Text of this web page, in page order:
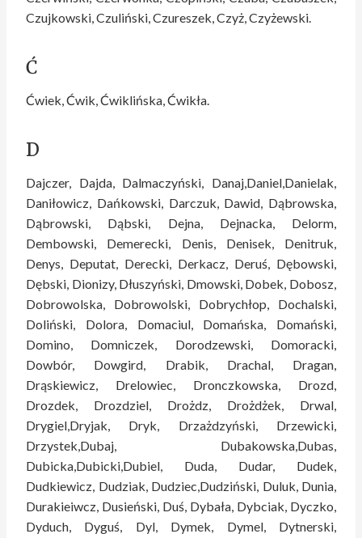
Czujkowski, Czuliński, Czureszek, Czyż, Czyżewski.
Ć
Ćwiek, Ćwik, Ćwiklińska, Ćwikła.
D
Dajczer, Dajda, Dalmaczyński, Danaj,Daniel,Danielak,
Daniłowicz, Dańkowski, Darczuk, Dawid, Dąbrowska,
Dąbrowski, Dąbski, Dejna, Dejnacka, Delorm,
Dembowski, Demerecki, Denis, Denisek, Denitruk,
Denys, Deputat, Derecki, Derkacz, Deruś, Dębowski,
Dębski, Dionizy, Dłuszyński, Dmowski, Dobek, Dobosz,
Dobrowolska, Dobrowolski, Dobrychłop, Dochalski,
Doliński, Dolora, Domaciul, Domańska, Domański,
Domino, Domniczek, Dorodzewski, Domoracki,
Dowbór, Dowgird, Drabik, Drachal, Dragan,
Drąskiewicz, Drelowiec, Dronczkowska, Drozd,
Drozdek, Drozdziel, Drożdz, Drożdżek, Drwal,
Drygiel,Dryjak, Dryk, Drzażdzyński, Drzewicki,
Drzystek,Dubaj, Dubakowska,Dubas,
Dubicka,Dubicki,Dubiel, Duda, Dudar, Dudek,
Dudkiewicz, Dudziak, Dudziec,Dudziński, Duluk, Dunia,
Durakieiwcz, Dusieński, Duś, Dybała, Dybciak, Dyczko,
Dyduch, Dyguś, Dyl, Dymek, Dymel, Dytnerski,